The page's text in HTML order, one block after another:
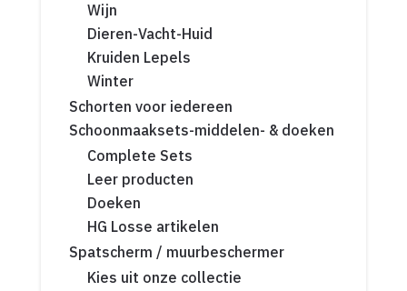
Wijn
Dieren-Vacht-Huid
Kruiden Lepels
Winter
Schorten voor iedereen
Schoonmaaksets-middelen- & doeken
Complete Sets
Leer producten
Doeken
HG Losse artikelen
Spatscherm / muurbeschermer
Kies uit onze collectie